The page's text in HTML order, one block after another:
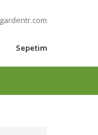
Sepetim